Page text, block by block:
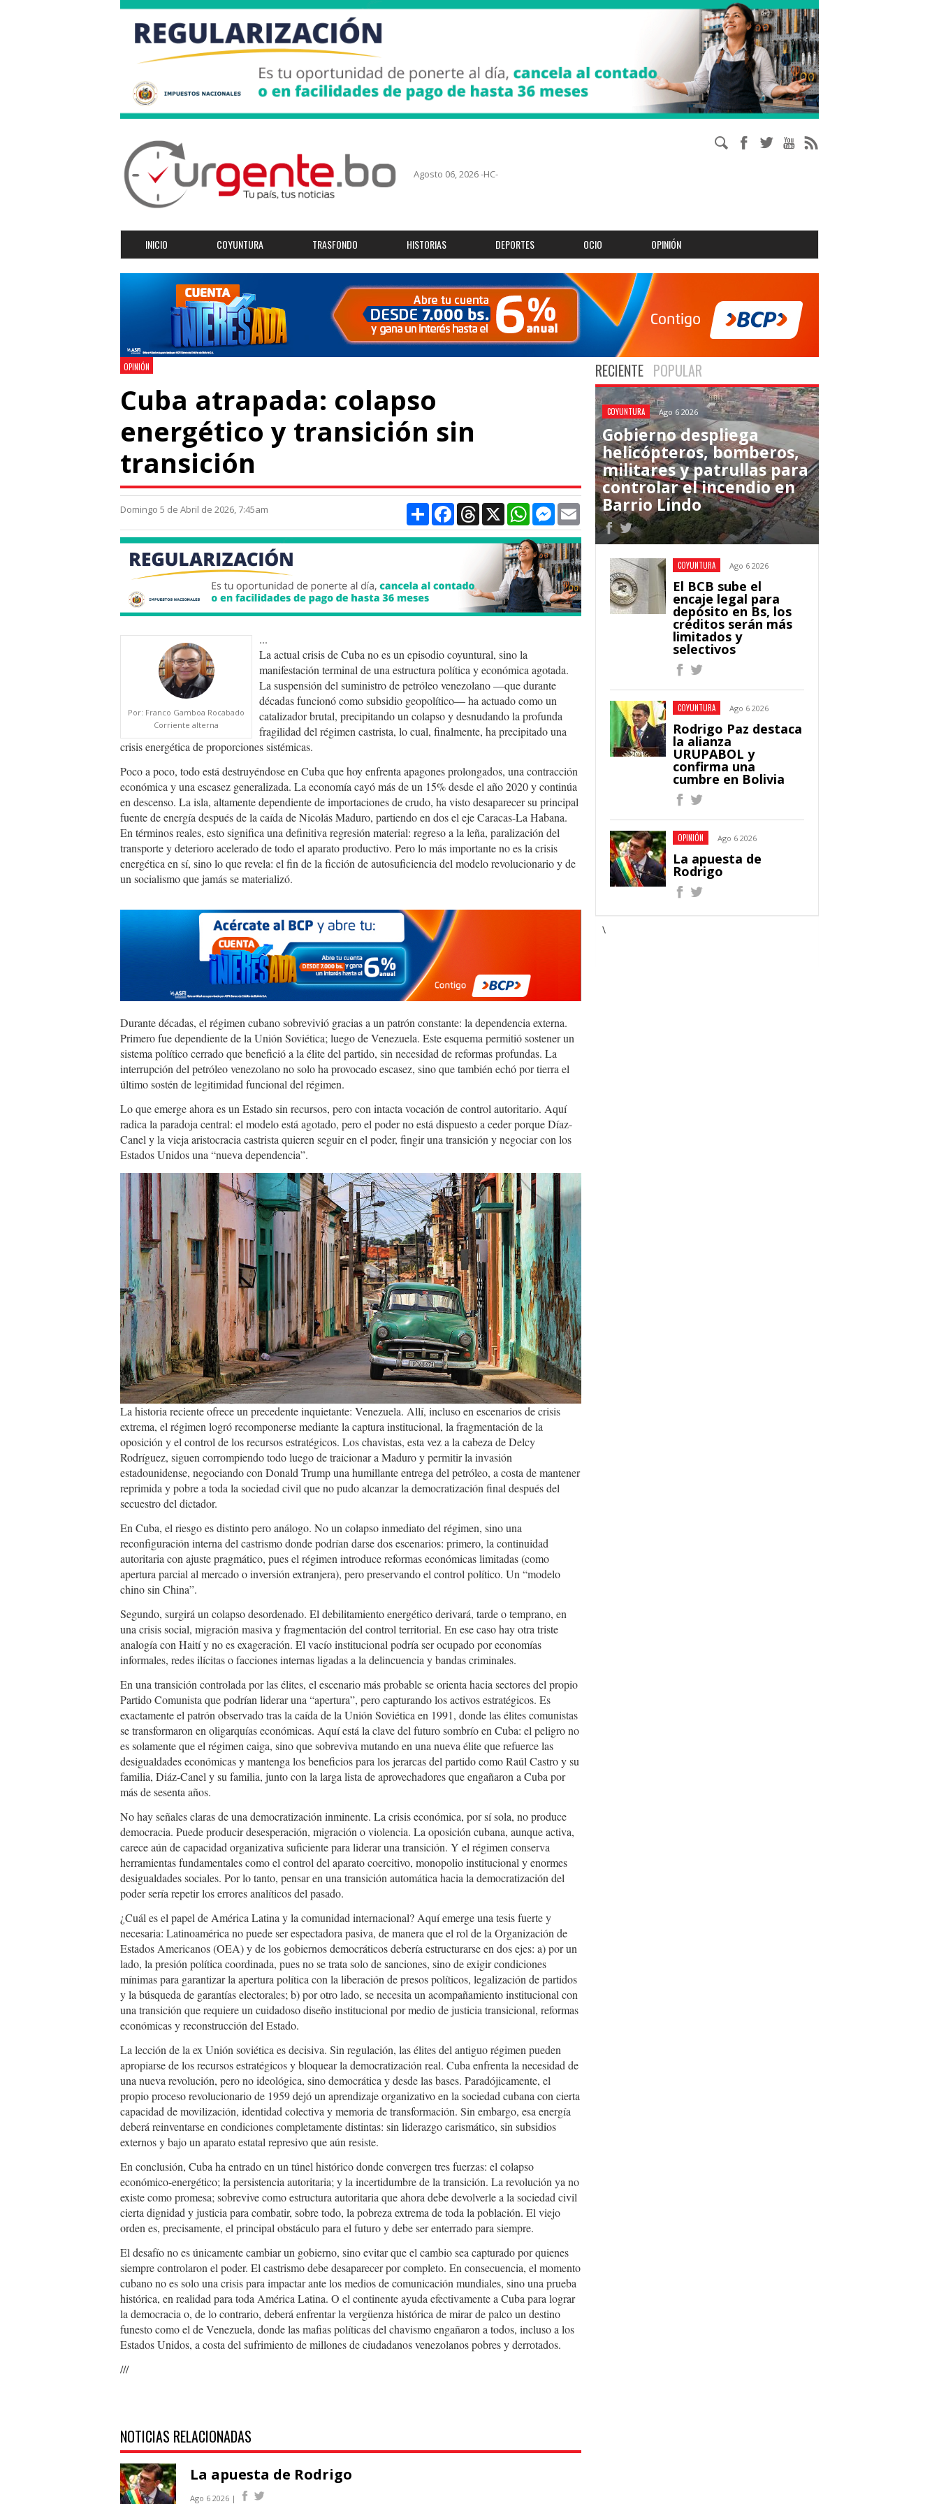
Agosto 06, 2026 -HC-
INICIO COYUNTURA TRASFONDO HISTORIAS DEPORTES OCIO OPINIÓN
OPINIÓN
Cuba atrapada: colapso
energético y transición sin
transición
Domingo 5 de Abril de 2026, 7:45am CompartirFacebookThreads
X WhatsAppMessenger
Email
Por: Franco Gamboa Rocabado
Corriente alterna
...
La actual crisis de Cuba no es un episodio coyuntural, sino la
manifestación terminal de una estructura política y económica agotada.
La suspensión del suministro de petróleo venezolano —que durante
décadas funcionó como subsidio geopolítico— ha actuado como un
catalizador brutal, precipitando un colapso y desnudando la profunda
fragilidad del régimen castrista, lo cual, finalmente, ha precipitado una
crisis energética de proporciones sistémicas.
Poco a poco, todo está destruyéndose en Cuba que hoy enfrenta apagones prolongados, una contracción
económica y una escasez generalizada. La economía cayó más de un 15% desde el año 2020 y continúa
en descenso. La isla, altamente dependiente de importaciones de crudo, ha visto desaparecer su principal
fuente de energía después de la caída de Nicolás Maduro, partiendo en dos el eje Caracas-La Habana.
En términos reales, esto significa una definitiva regresión material: regreso a la leña, paralización del
transporte y deterioro acelerado de todo el aparato productivo. Pero lo más importante no es la crisis
energética en sí, sino lo que revela: el fin de la ficción de autosuficiencia del modelo revolucionario y de
un socialismo que jamás se materializó.
Durante décadas, el régimen cubano sobrevivió gracias a un patrón constante: la dependencia externa.
Primero fue dependiente de la Unión Soviética; luego de Venezuela. Este esquema permitió sostener un
sistema político cerrado que benefició a la élite del partido, sin necesidad de reformas profundas. La
interrupción del petróleo venezolano no solo ha provocado escasez, sino que también echó por tierra el
último sostén de legitimidad funcional del régimen.
Lo que emerge ahora es un Estado sin recursos, pero con intacta vocación de control autoritario. Aquí
radica la paradoja central: el modelo está agotado, pero el poder no está dispuesto a ceder porque Díaz-
Canel y la vieja aristocracia castrista quieren seguir en el poder, fingir una transición y negociar con los
Estados Unidos una “nueva dependencia”.
cuba_calle_1200.jpg
La historia reciente ofrece un precedente inquietante: Venezuela. Allí, incluso en escenarios de crisis
extrema, el régimen logró recomponerse mediante la captura institucional, la fragmentación de la
oposición y el control de los recursos estratégicos. Los chavistas, esta vez a la cabeza de Delcy
Rodríguez, siguen corrompiendo todo luego de traicionar a Maduro y permitir la invasión
estadounidense, negociando con Donald Trump una humillante entrega del petróleo, a costa de mantener
reprimida y pobre a toda la sociedad civil que no pudo alcanzar la democratización final después del
secuestro del dictador.
En Cuba, el riesgo es distinto pero análogo. No un colapso inmediato del régimen, sino una
reconfiguración interna del castrismo donde podrían darse dos escenarios: primero, la continuidad
autoritaria con ajuste pragmático, pues el régimen introduce reformas económicas limitadas (como
apertura parcial al mercado o inversión extranjera), pero preservando el control político. Un “modelo
chino sin China”.
Segundo, surgirá un colapso desordenado. El debilitamiento energético derivará, tarde o temprano, en
una crisis social, migración masiva y fragmentación del control territorial. En ese caso hay otra triste
analogía con Haití y no es exageración. El vacío institucional podría ser ocupado por economías
informales, redes ilícitas o facciones internas ligadas a la delincuencia y bandas criminales.
En una transición controlada por las élites, el escenario más probable se orienta hacia sectores del propio
Partido Comunista que podrían liderar una “apertura”, pero capturando los activos estratégicos. Es
exactamente el patrón observado tras la caída de la Unión Soviética en 1991, donde las élites comunistas
se transformaron en oligarquías económicas. Aquí está la clave del futuro sombrío en Cuba: el peligro no
es solamente que el régimen caiga, sino que sobreviva mutando en una nueva élite que refuerce las
desigualdades económicas y mantenga los beneficios para los jerarcas del partido como Raúl Castro y su
familia, Diáz-Canel y su familia, junto con la larga lista de aprovechadores que engañaron a Cuba por
más de sesenta años.
No hay señales claras de una democratización inminente. La crisis económica, por sí sola, no produce
democracia. Puede producir desesperación, migración o violencia. La oposición cubana, aunque activa,
carece aún de capacidad organizativa suficiente para liderar una transición. Y el régimen conserva
herramientas fundamentales como el control del aparato coercitivo, monopolio institucional y enormes
desigualdades sociales. Por lo tanto, pensar en una transición automática hacia la democratización del
poder sería repetir los errores analíticos del pasado.
¿Cuál es el papel de América Latina y la comunidad internacional? Aquí emerge una tesis fuerte y
necesaria: Latinoamérica no puede ser espectadora pasiva, de manera que el rol de la Organización de
Estados Americanos (OEA) y de los gobiernos democráticos debería estructurarse en dos ejes: a) por un
lado, la presión política coordinada, pues no se trata solo de sanciones, sino de exigir condiciones
mínimas para garantizar la apertura política con la liberación de presos políticos, legalización de partidos
y la búsqueda de garantías electorales; b) por otro lado, se necesita un acompañamiento institucional con
una transición que requiere un cuidadoso diseño institucional por medio de justicia transicional, reformas
económicas y reconstrucción del Estado.
La lección de la ex Unión soviética es decisiva. Sin regulación, las élites del antiguo régimen pueden
apropiarse de los recursos estratégicos y bloquear la democratización real. Cuba enfrenta la necesidad de
una nueva revolución, pero no ideológica, sino democrática y desde las bases. Paradójicamente, el
propio proceso revolucionario de 1959 dejó un aprendizaje organizativo en la sociedad cubana con cierta
capacidad de movilización, identidad colectiva y memoria de transformación. Sin embargo, esa energía
deberá reinventarse en condiciones completamente distintas: sin liderazgo carismático, sin subsidios
externos y bajo un aparato estatal represivo que aún resiste.
En conclusión, Cuba ha entrado en un túnel histórico donde convergen tres fuerzas: el colapso
económico-energético; la persistencia autoritaria; y la incertidumbre de la transición. La revolución ya no
existe como promesa; sobrevive como estructura autoritaria que ahora debe devolverle a la sociedad civil
cierta dignidad y justicia para combatir, sobre todo, la pobreza extrema de toda la población. El viejo
orden es, precisamente, el principal obstáculo para el futuro y debe ser enterrado para siempre.
El desafío no es únicamente cambiar un gobierno, sino evitar que el cambio sea capturado por quienes
siempre controlaron el poder. El castrismo debe desaparecer por completo. En consecuencia, el momento
cubano no es solo una crisis para impactar ante los medios de comunicación mundiales, sino una prueba
histórica, en realidad para toda América Latina. O el continente ayuda efectivamente a Cuba para lograr
la democracia o, de lo contrario, deberá enfrentar la vergüenza histórica de mirar de palco un destino
funesto como el de Venezuela, donde las mafias políticas del chavismo engañaron a todos, incluso a los
Estados Unidos, a costa del sufrimiento de millones de ciudadanos venezolanos pobres y derrotados.
///
NOTICIAS RELACIONADAS
La apuesta de Rodrigo
Ago 6 2026 |
RECIENTE POPULAR
COYUNTURA Ago 6 2026
Gobierno despliega
helicópteros, bomberos,
militares y patrullas para
controlar el incendio en
Barrio Lindo
COYUNTURA Ago 6 2026
El BCB sube el
encaje legal para
depósito en Bs, los
créditos serán más
limitados y
selectivos
COYUNTURA Ago 6 2026
Rodrigo Paz destaca
la alianza
URUPABOL y
confirma una
cumbre en Bolivia
OPINIÓN Ago 6 2026
La apuesta de
Rodrigo
\